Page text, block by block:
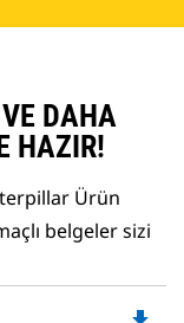
DAHA
HAZIR!
Ürün
belgeler sizi